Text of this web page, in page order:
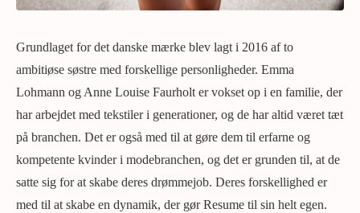
Grundlaget for det danske mærke blev lagt i 2016 af to
ambitiøse søstre med forskellige personligheder. Emma
Lohmann og Anne Louise Faurholt er vokset op i en familie, der
har arbejdet med tekstiler i generationer, og de har altid været tæt
på branchen. Det er også med til at gøre dem til erfarne og
kompetente kvinder i modebranchen, og det er grunden til, at de
satte sig for at skabe deres drømmejob. Deres forskellighed er
med til at skabe en dynamik, der gør Resume til sin helt egen.